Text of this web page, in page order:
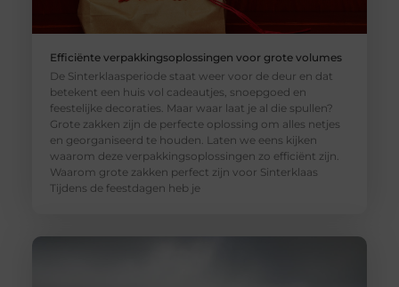
Efficiënte verpakkingsoplossingen voor grote volumes
De Sinterklaasperiode staat weer voor de deur en dat
betekent een huis vol cadeautjes, snoepgoed en
feestelijke decoraties. Maar waar laat je al die spullen?
Grote zakken zijn de perfecte oplossing om alles netjes
en georganiseerd te houden. Laten we eens kijken
waarom deze verpakkingsoplossingen zo efficiënt zijn.
Waarom grote zakken perfect zijn voor Sinterklaas
Tijdens de feestdagen heb je